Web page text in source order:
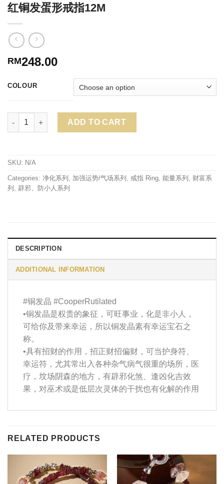
红铜发蛋形戒指12M
RM248.00
COLOUR
Quantity ADD TO CART
SKU: N/A
Categories: 净化系列 , 加强运势/气场系列 , 戒指 Ring, 能量系列 , 财富系
列 , 辟邪、防小人系列
DESCRIPTION
ADDITIONAL INFORMATION
#铜发晶 #CooperRutilated
•铜发晶是权贵的象征，可旺事业，化是非小人，
可给你及带来幸运，所以铜发晶素有幸运宝石之
称。
•具有招财的作用，招正财招偏财，可当护身符、
幸运符，尤其常出入各种杂气病气很重的场所，医
疗，坟场阴森的地方，有辟邪化煞、逢凶化吉效
果，对巫术或是低层次灵体的干扰也有化解的作用
RELATED PRODUCTS